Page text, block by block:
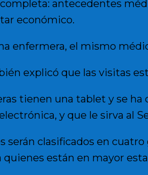
antecedentes
económico.
enfermera, el mismo
explicó que las visitas
tienen una tablet y se
y que le sirva al
serán clasificados en
quienes están en mayor